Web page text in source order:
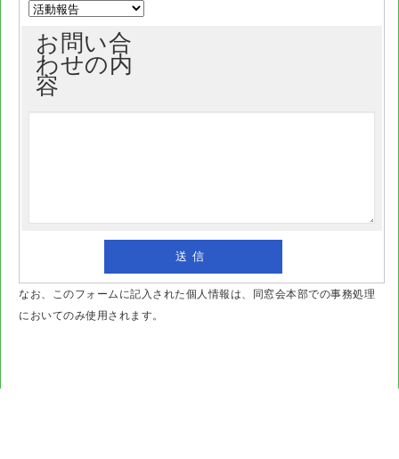
お問い合
わせの内
容
なお、このフォームに記入された個人情報は、同窓会本部での事務処理
においてのみ使用されます。